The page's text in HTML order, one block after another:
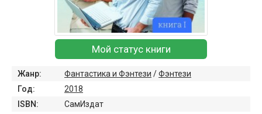
Мой статус книги
Жанр: Фантастика и Фэнтези /Фэнтези
Год:
2018
ISBN:
СамИздат